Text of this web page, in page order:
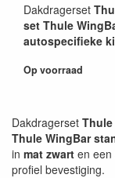
Dakdragerset
set Thule
autospecifieke
Op voorraad
Dakdragerset
Thule WingBar
in mat zwart en een
profiel bevestiging.